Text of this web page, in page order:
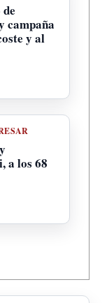
campaña
y al
a los 68